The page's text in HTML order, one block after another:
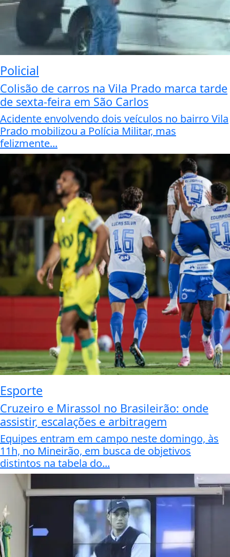
Policial
Colisão de carros na Vila Prado marca tarde
de sexta-feira em São Carlos
Acidente envolvendo dois veículos no bairro Vila
Prado mobilizou a Polícia Militar, mas
felizmente...
Esporte
Cruzeiro e Mirassol no Brasileirão: onde
assistir, escalações e arbitragem
Equipes entram em campo neste domingo, às
11h, no Mineirão, em busca de objetivos
distintos na tabela do...